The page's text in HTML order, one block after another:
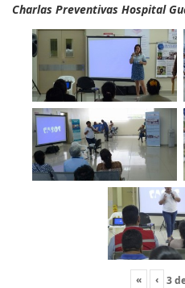
Charlas Preventivas Hospital
« ‹ 3